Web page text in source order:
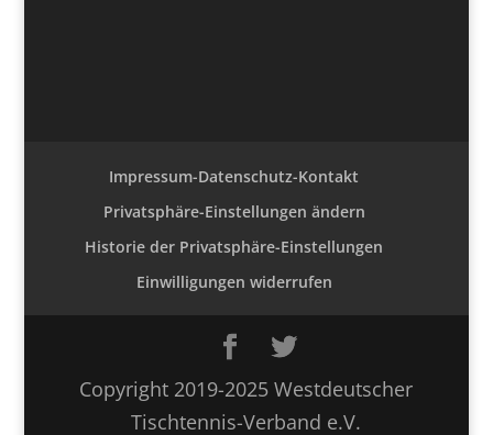
Impressum-Datenschutz-Kontakt
Privatsphäre-Einstellungen ändern
Historie der Privatsphäre-Einstellungen
Einwilligungen widerrufen
Copyright 2019-2025 Westdeutscher
Tischtennis-Verband e.V.